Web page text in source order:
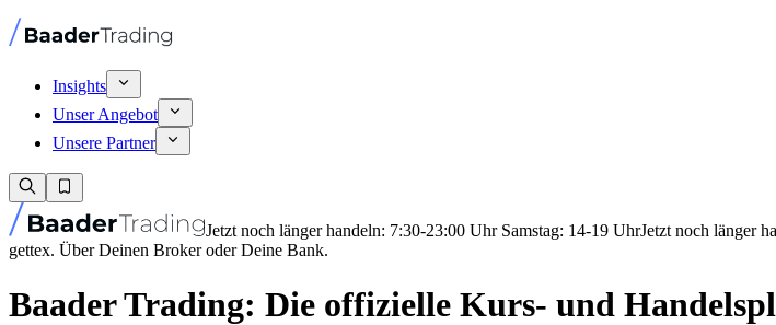
Insights
Unser Angebot
Unsere Partner
Jetzt noch länger handeln: 7:30-23:00 Uhr Samstag: 14-19 UhrJetzt noch länger
gettex. Über Deinen Broker oder Deine Bank.
Baader Trading: Die offizielle Kurs- und